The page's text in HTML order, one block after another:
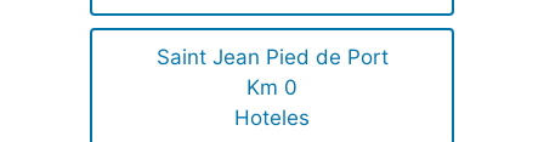
Saint Jean Pied de Port
Km 0
Hoteles